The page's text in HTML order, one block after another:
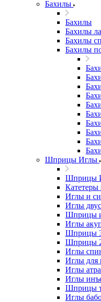
Бахилы
Бахилы
Бахилы
Бахилы
Бахилы
Шприцы Иглы
Шприцы
Катетеры
Иглы и
Иглы
Шприцы
Иглы
Шприцы
Шприцы
Иглы
Иглы для
Иглы
Иглы
Шприцы
Иглы